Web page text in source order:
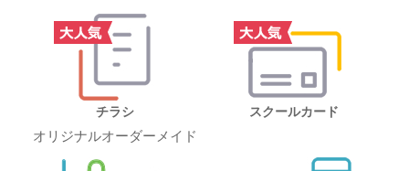
チラシ
オリジナルオーダーメイド
スクールカード